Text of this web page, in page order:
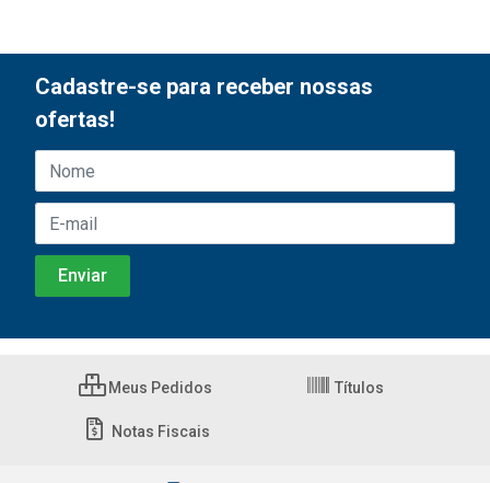
Cadastre-se para receber nossas
ofertas!
Meus Pedidos Títulos
Notas Fiscais